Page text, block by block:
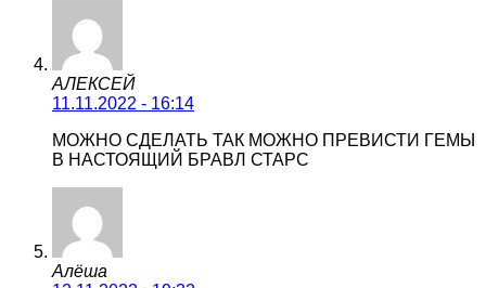
АЛЕКСЕЙ
11.11.2022 - 16:14
МОЖНО СДЕЛАТЬ ТАК МОЖНО ПРЕВИСТИ ГЕМЫ
В НАСТОЯЩИЙ БРАВЛ СТАРС
Алёша